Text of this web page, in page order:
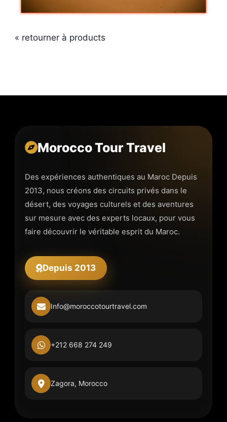
« retourner à products
Morocco Tour Travel
Des expériences authentiques au Maroc Depuis
2013, nous créons des circuits privés dans le
désert, des voyages culturels et des aventures
sur mesure avec des experts locaux, pour vous
faire découvrir le véritable esprit du Maroc.
Depuis 2013
Info@moroccotourtravel.com
+212 668 274 249
Zagora, Morocco